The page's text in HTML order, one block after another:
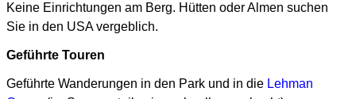
Keine Einrichtungen am Berg. Hütten oder Almen suchen
Sie in den USA vergeblich.
Geführte Touren
Geführte Wanderungen in den Park und in die Lehman